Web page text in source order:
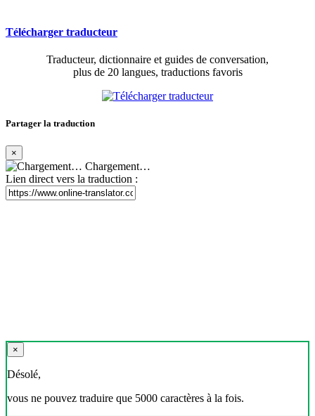
Télécharger traducteur
Traducteur, dictionnaire et guides de conversation,
plus de 20 langues, traductions favoris
Partager la traduction
×
Chargement…
Lien direct vers la traduction :
×
Désolé,
vous ne pouvez traduire que 5000 caractères à la fois.